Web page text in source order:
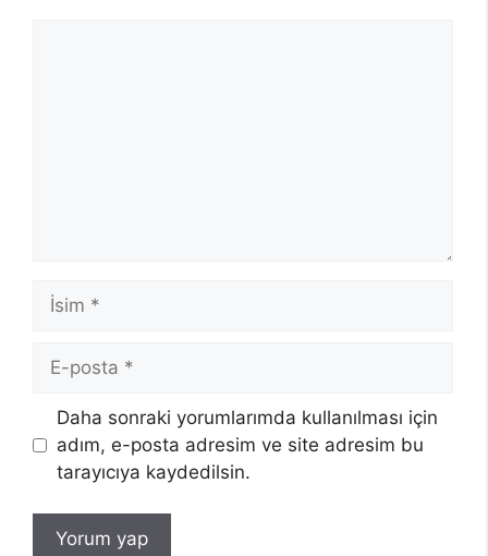
İsim
posta
Daha sonraki yorumlarımda kullanılması için
adım, e-posta adresim ve site adresim bu
tarayıcıya kaydedilsin.